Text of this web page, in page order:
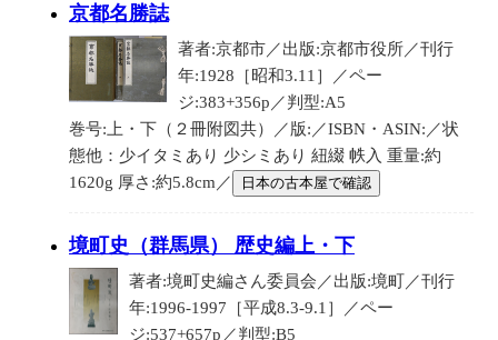
京都名勝誌
著者:京都市／出版:京都市役所／刊行
年:1928［昭和3.11］／ペー
ジ:383+356p／判型:A5
巻号:上・下（２冊附図共）／版:／ISBN・ASIN:／状
態他：少イタミあり 少シミあり 紐綴 帙入 重量:約
1620g 厚さ:約5.8cm／
日本の古本屋で確認
境町史（群馬県） 歴史編上・下
著者:境町史編さん委員会／出版:境町／刊行
年:1996-1997［平成8.3-9.1］／ペー
ジ:537+657p／判型:B5